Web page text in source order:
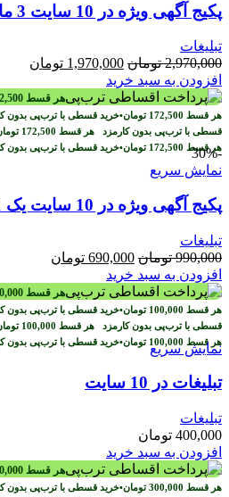
پکیج آگهی ویژه در 10 سایت 3 ماهه
تبلیغات
2,970,000 تومان قیمت
اصلی
2,970,000 تومان
بود.
1,970,000 تومان
افزودن به سبد خرید
هر قسط
هر قسط 172,500 تومان•خرید قسطی با ترب‌پی بدون
قسطی با ترب‌پی بدون کارمزد هر قسط 172,500
هر قسط 172,500 تومان•خرید قسطی با ترب‌پی بدون
-30%
نمایش سریع
پکیج آگهی ویژه در 10 سایت یک 1 ماهه
تبلیغات
990,000 تومان قیمت
اصلی
990,000 تومان
بود.
690,000 تومان
است.
افزودن به سبد خرید
هر قسط
هر قسط 100,000 تومان•خرید قسطی با ترب‌پی بدون
قسطی با ترب‌پی بدون کارمزد هر قسط 100,000
هر قسط 100,000 تومان•خرید قسطی با ترب‌پی بدون نمایش سریع
تبلیغات در 10 سایت
تبلیغات
400,000 تومان
افزودن به سبد خرید
هر قسط
هر قسط 300,000 تومان•خرید قسطی با ترب‌پی بدون